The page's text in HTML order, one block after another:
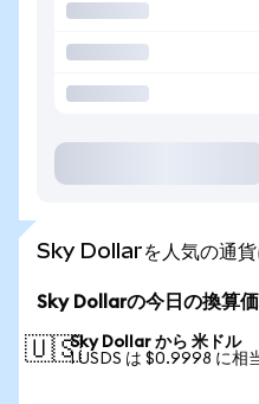
Sky Dollarを人気の通貨
Sky Dollarの今日の換算
🇺🇸Sky Dollar から 米ドル
1 USDS は $0.9998 に相